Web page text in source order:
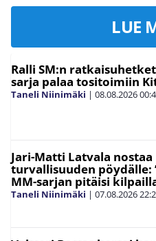
LUE
Ralli SM:n
sarja palaa tositoimiin
Taneli Niinimäki | 08.08.2026
Jari-Matti Latvala nostaa
turvallisuuden pöydälle:
MM-sarjan pitäisi
Taneli Niinimäki | 07.08.2026